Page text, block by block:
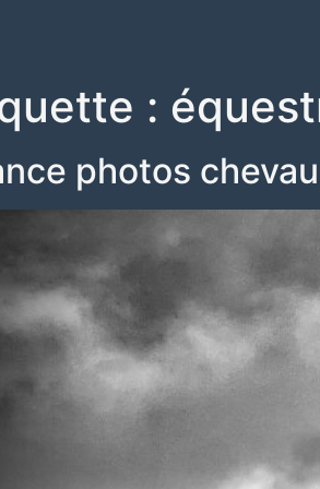
:
photos